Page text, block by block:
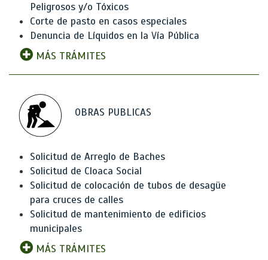
Peligrosos y/o Tóxicos
Corte de pasto en casos especiales
Denuncia de Líquidos en la Vía Pública
MÁS TRÁMITES
OBRAS PUBLICAS
Solicitud de Arreglo de Baches
Solicitud de Cloaca Social
Solicitud de colocación de tubos de desagüe
para cruces de calles
Solicitud de mantenimiento de edificios
municipales
MÁS TRÁMITES